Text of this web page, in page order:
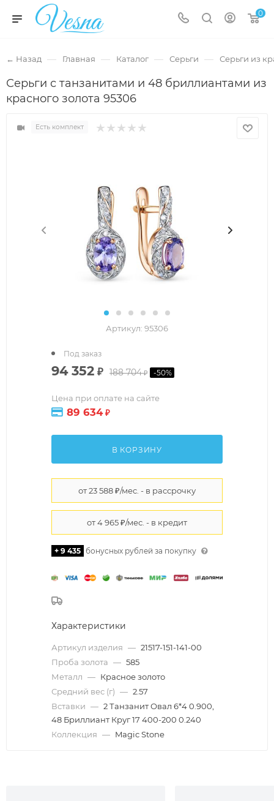
0
← Назад — Главная — Каталог — Серьги — Серьги из
Серьги с танзанитами и 48 бриллиантами из
красного золота 95306
Есть комплект
Артикул: 95306
94 352 ₽ 188 704₽ -50%
Цена при оплате на сайте
89 634₽
Под заказ
В КОРЗИНУ
+ 9 435 бонусных рублей за покупку
Характеристики
Артикул изделия — 21517-151-141-00
Проба золота — 585
Металл — Красное золото
Средний вес (г) — 2.57
Вставки — 2 Танзанит Овал 6*4 0.900,
48 Бриллиант Круг 17 400-200 0.240
Коллекция — Magic Stone